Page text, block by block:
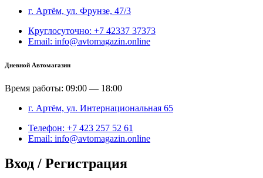
г. Артём, ул. Фрунзе, 47/3
Круглосуточно: +7 42337 37373
Email: info@avtomagazin.online
Дневной Автомагазин
Время работы: 09:00 — 18:00
г. Артём, ул. Интернациональная 65
Телефон: +7 423 257 52 61
Email: info@avtomagazin.online
Вход / Регистрация